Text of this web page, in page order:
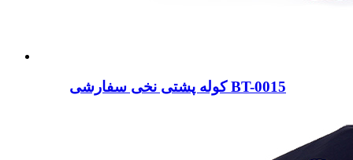
کوله پشتی نخی سفارشی BT-0015